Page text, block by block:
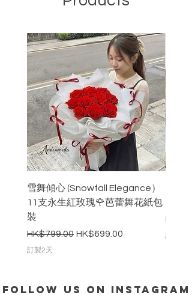
雪舞傾心 (Snowfall Elegance）
11支永生紅玫瑰🌹芭蕾舞花紙包
裝
一般價格
HK$799.00 促銷價格
HK$699.00
訂製2天
價格
訂製2天
Follow us on Instagram